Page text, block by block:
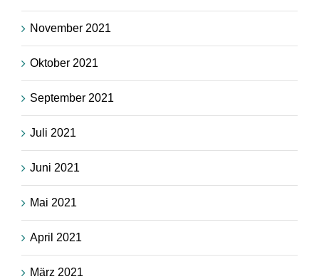
November 2021
Oktober 2021
September 2021
Juli 2021
Juni 2021
Mai 2021
April 2021
März 2021